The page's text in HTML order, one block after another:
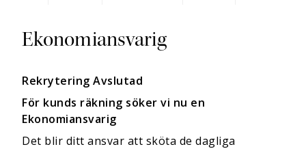
Ekonomiansvarig
Rekrytering Avslutad
För kunds räkning söker vi nu en
Ekonomiansvarig
Det blir ditt ansvar att sköta de dagliga